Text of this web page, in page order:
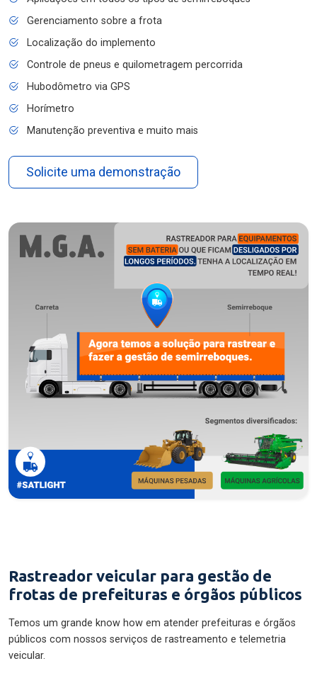
Gerenciamento sobre a frota
Localização do implemento
Controle de pneus e quilometragem percorrida
Hubodômetro via GPS
Horímetro
Manutenção preventiva e muito mais
Solicite uma demonstração
Rastreador veicular para gestão de
frotas de prefeituras e órgãos públicos
Temos um grande know how em atender prefeituras e órgãos
públicos com nossos serviços de rastreamento e telemetria
veicular.